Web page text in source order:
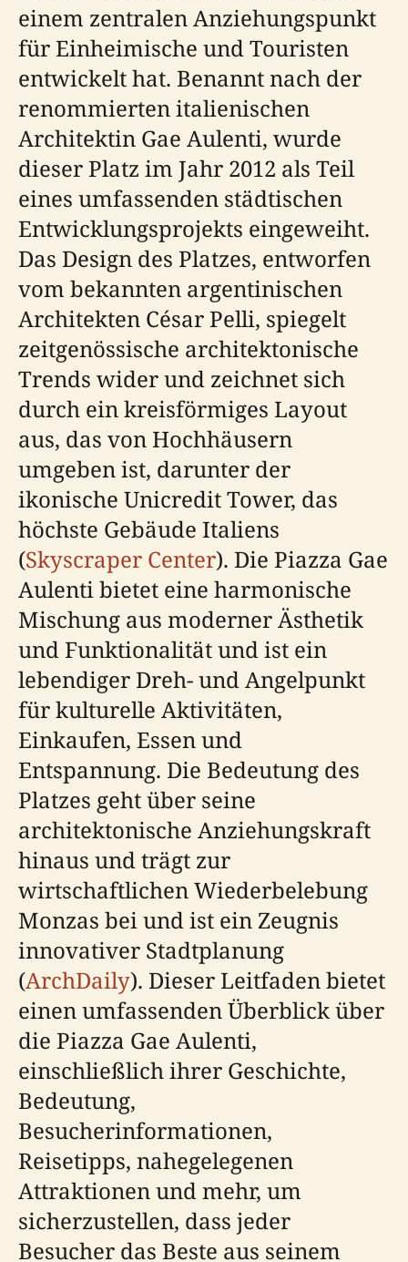
einem zentralen Anziehungspunkt
für Einheimische und Touristen
entwickelt hat. Benannt nach der
renommierten italienischen
Architektin Gae Aulenti, wurde
dieser Platz im Jahr 2012 als Teil
eines umfassenden städtischen
Entwicklungsprojekts eingeweiht.
Das Design des Platzes, entworfen
vom bekannten argentinischen
Architekten César Pelli, spiegelt
zeitgenössische architektonische
Trends wider und zeichnet sich
durch ein kreisförmiges Layout
aus, das von Hochhäusern
umgeben ist, darunter der
ikonische Unicredit Tower, das
höchste Gebäude Italiens
(Skyscraper Center). Die Piazza Gae
Aulenti bietet eine harmonische
Mischung aus moderner Ästhetik
und Funktionalität und ist ein
lebendiger Dreh- und Angelpunkt
für kulturelle Aktivitäten,
Einkaufen, Essen und
Entspannung. Die Bedeutung des
Platzes geht über seine
architektonische Anziehungskraft
hinaus und trägt zur
wirtschaftlichen Wiederbelebung
Monzas bei und ist ein Zeugnis
innovativer Stadtplanung
(ArchDaily). Dieser Leitfaden bietet
einen umfassenden Überblick über
die Piazza Gae Aulenti,
einschließlich ihrer Geschichte,
Bedeutung,
Besucherinformationen,
Reisetipps, nahegelegenen
Attraktionen und mehr, um
sicherzustellen, dass jeder
Besucher das Beste aus seinem